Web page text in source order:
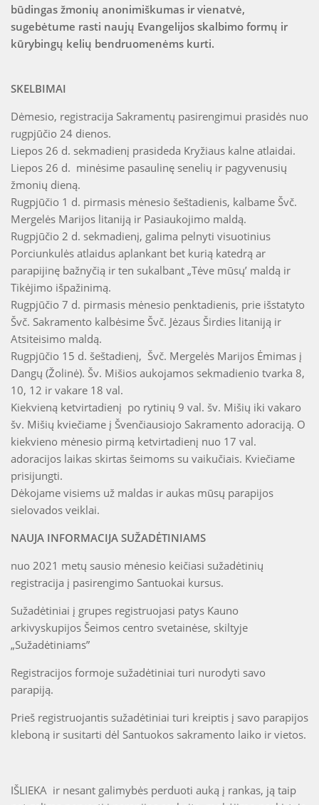
būdingas žmonių anonimiškumas ir vienatvė,
sugebėtume rasti naujų Evangelijos skalbimo formų ir
kūrybingų kelių bendruomenėms kurti.
SKELBIMAI
Dėmesio, registracija Sakramentų pasirengimui prasidės nuo
rugpjūčio 24 dienos.
Liepos 26 d. sekmadienį prasideda Kryžiaus kalne atlaidai.
Liepos 26 d. minėsime pasaulinę senelių ir pagyvenusių
žmonių dieną.
Rugpjūčio 1 d. pirmasis mėnesio šeštadienis, kalbame Švč.
Mergelės Marijos litaniją ir Pasiaukojimo maldą.
Rugpjūčio 2 d. sekmadienį, galima pelnyti visuotinius
Porciunkulės atlaidus aplankant bet kurią katedrą ar
parapijinę bažnyčią ir ten sukalbant „Tėve mūsų’ maldą ir
Tikėjimo išpažinimą.
Rugpjūčio 7 d. pirmasis mėnesio penktadienis, prie išstatyto
Švč. Sakramento kalbėsime Švč. Jėzaus Širdies litaniją ir
Atsiteisimo maldą.
Rugpjūčio 15 d. šeštadienį, Švč. Mergelės Marijos Ėmimas į
Dangų (Žolinė). Šv. Mišios aukojamos sekmadienio tvarka 8,
10, 12 ir vakare 18 val.
Kiekvieną ketvirtadienį po rytinių 9 val. šv. Mišių iki vakaro
šv. Mišių kviečiame į Švenčiausiojo Sakramento adoraciją. O
kiekvieno mėnesio pirmą ketvirtadienį nuo 17 val.
adoracijos laikas skirtas šeimoms su vaikučiais. Kviečiame
prisijungti.
Dėkojame visiems už maldas ir aukas mūsų parapijos
sielovados veiklai.
NAUJA INFORMACIJA SUŽADĖTINIAMS
nuo 2021 metų sausio mėnesio keičiasi sužadėtinių
registracija į pasirengimo Santuokai kursus.
Sužadėtiniai į grupes registruojasi patys Kauno
arkivyskupijos Šeimos centro svetainėse, skiltyje
„Sužadėtiniams”
Registracijos formoje sužadėtiniai turi nurodyti savo
parapiją.
Prieš registruojantis sužadėtiniai turi kreiptis į savo parapijos
kleboną ir susitarti dėl Santuokos sakramento laiko ir vietos.
IŠLIEKA ir nesant galimybės perduoti auką į rankas, ją taip